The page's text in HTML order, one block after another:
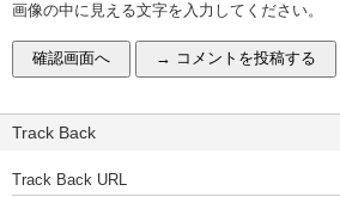
画像の中に見える文字を入力してください。
Track Back
Track Back URL